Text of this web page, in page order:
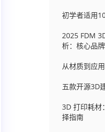
初学者适用
2025 FDM
析：核心品
从材质到应
五款开源3D
3D 打印耗材
择指南